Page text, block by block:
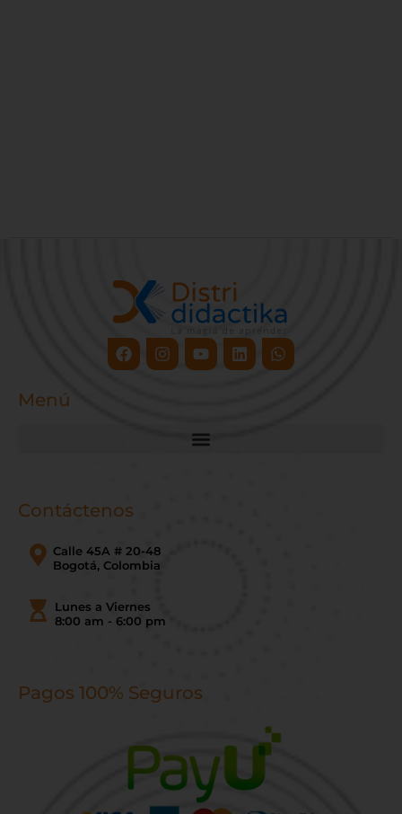
FacebookInstagram
YoutubeLinkedinWhatsapp
Menú
Contáctenos
Calle 45A # 20-48
Bogotá, Colombia
Lunes a Viernes
8:00 am - 6:00 pm
Pagos 100% Seguros